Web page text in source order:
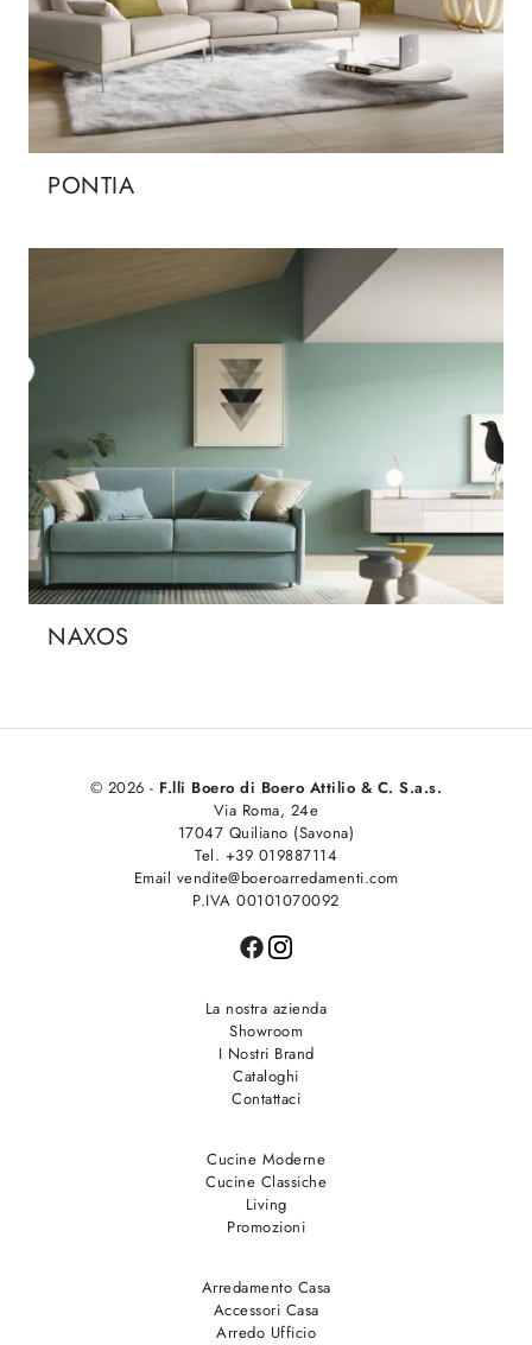
PONTIA
NAXOS
© 2026 - F.lli Boero di Boero Attilio & C. S.a.s.
Via Roma, 24e
17047 Quiliano (Savona)
Tel. +39 019887114
Email vendite@boeroarredamenti.com
P.IVA 00101070092
La nostra azienda
Showroom
I Nostri Brand
Cataloghi
Contattaci
Cucine Moderne
Cucine Classiche
Living
Promozioni
Arredamento Casa
Accessori Casa
Arredo Ufficio